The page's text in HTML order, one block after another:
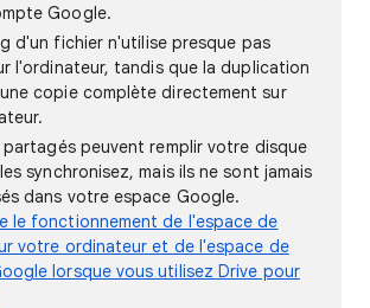
Google.
d'un fichier n'utilise presque pas
l'ordinateur, tandis que la duplication
copie complète directement sur
partagés peuvent remplir votre disque
synchronisez, mais ils ne sont jamais
dans votre espace Google.
le fonctionnement de l'espace de
votre ordinateur et de l'espace de
lorsque vous utilisez Drive pour